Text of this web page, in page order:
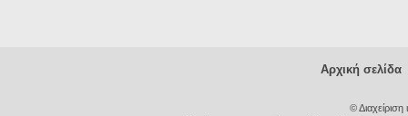
Αρχική σελίδα
©